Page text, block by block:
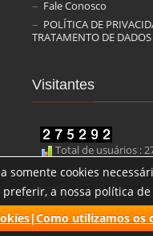
Fale Conosco
POLÍTICA DE
TRATAMENTO DE DADOS
Visitantes
Total de usuários :
2017 CBRF | Todos os
somente cookies
preferir, a nossa política
utilizamos os